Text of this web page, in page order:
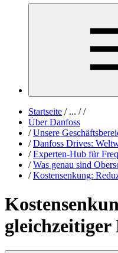
Startseite /... / /
Über Danfoss
/ Unsere
/ Danfoss Drives:
/ Experten-Hub für
/ Was genau sind
/ Kostensenkung: